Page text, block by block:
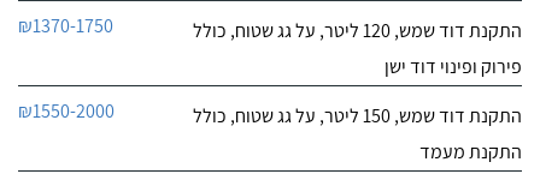
התקנת דוד שמש, 120 ליטר, על גג שטוח, כולל
פירוק ופינוי דוד ישן
₪1370-1750
התקנת דוד שמש, 150 ליטר, על גג שטוח, כולל
התקנת מעמד
₪1550-2000